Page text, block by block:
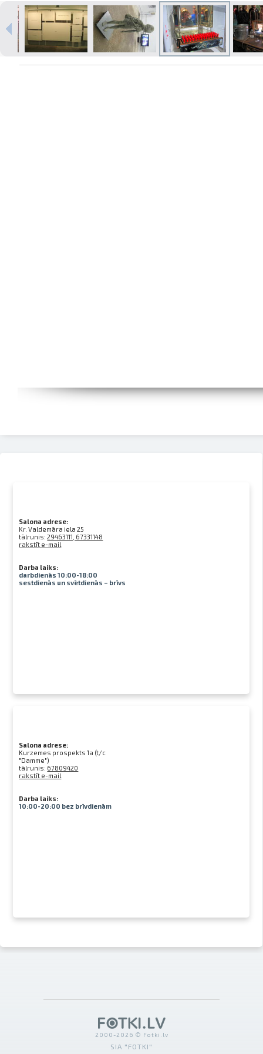
Izdrukas 1h laikā Rīgā – pasūtiet
tiešsaistē
Dažādi formāti un papīra veidi
Salona adrese:
Kr. Valdemāra iela 25
tālrunis:29463111, 67331148
rakstīt e-mail
Darba laiks:
darbdienās 10:00-18:00
sestdienās un svētdienās – brīvs
Salona adrese:
Kurzemes prospekts 1a (t/c
"Damme")
tālrunis: 67809420
rakstīt e-mail
Darba laiks:
10:00-20:00 bez brīvdienām
2000-2026 © Fotki.lv
SIA "FOTKI"